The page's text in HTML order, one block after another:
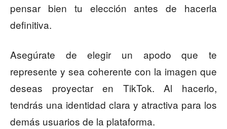
pensar bien tu elección antes de hacerla
definitiva.
Asegúrate de elegir un apodo que te
represente y sea coherente con la imagen que
deseas proyectar en TikTok. Al hacerlo,
tendrás una identidad clara y atractiva para los
demás usuarios de la plataforma.